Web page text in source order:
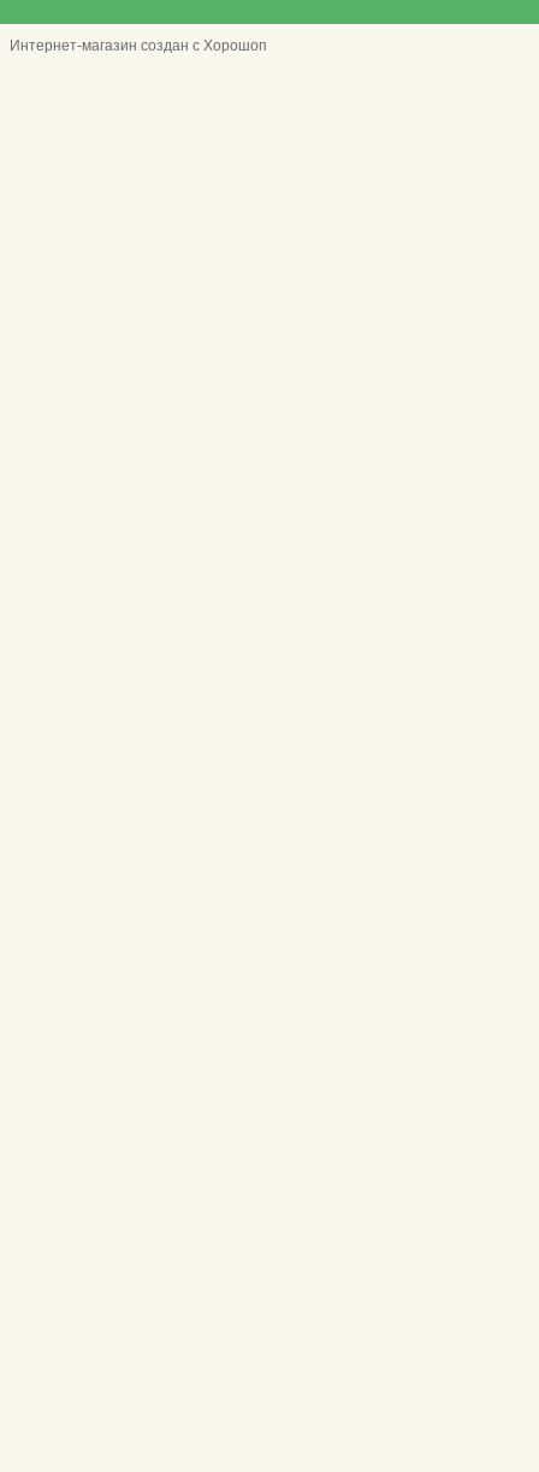
Интернет-магазин создан с Хорошоп